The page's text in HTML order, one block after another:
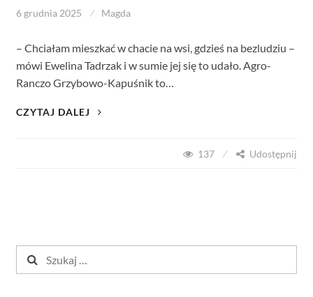
6 grudnia 2025 Magda
– Chciałam mieszkać w chacie na wsi, gdzieś na bezludziu –
mówi Ewelina Tadrzak i w sumie jej się to udało. Agro-
Ranczo Grzybowo-Kapuśnik to…
CZYTAJ DALEJ
AGRO-
POZNAJCIEMOJEMAZOWSZE
137 Udostępnij
Szukaj: